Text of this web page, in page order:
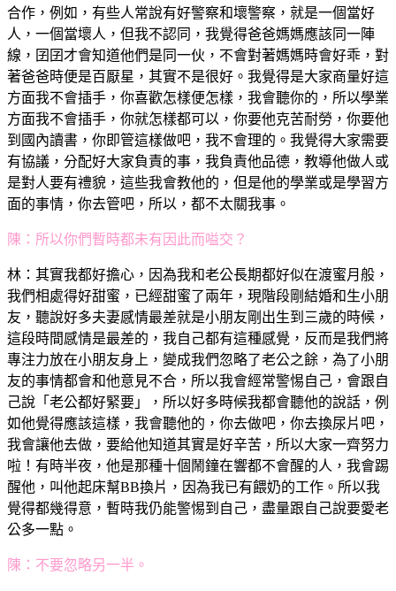
合作，例如，有些人常說有好警察和壞警察，就是一個當好
人，一個當壞人，但我不認同，我覺得爸爸媽媽應該同一陣
線，囝囝才會知道他們是同一伙，不會對著媽媽時會好乖，對
著爸爸時便是百厭星，其實不是很好。我覺得是大家商量好這
方面我不會插手，你喜歡怎樣便怎樣，我會聽你的，所以學業
方面我不會插手，你就怎樣都可以，你要他克苦耐勞，你要他
到國內讀書，你即管這樣做吧，我不會理的。我覺得大家需要
有協議，分配好大家負責的事，我負責他品德，教導他做人或
是對人要有禮貌，這些我會教他的，但是他的學業或是學習方
面的事情，你去管吧，所以，都不太關我事。
陳：所以你們暫時都未有因此而嗌交？
林：其實我都好擔心，因為我和老公長期都好似在渡蜜月般，
我們相處得好甜蜜，已經甜蜜了兩年，現階段剛結婚和生小朋
友，聽說好多夫妻感情最差就是小朋友剛出生到三歲的時候，
這段時間感情是最差的，我自己都有這種感覺，反而是我們將
專注力放在小朋友身上，變成我們忽略了老公之餘，為了小朋
友的事情都會和他意見不合，所以我會經常警惕自己，會跟自
己說「老公都好緊要」，所以好多時候我都會聽他的說話，例
如他覺得應該這樣，我會聽他的，你去做吧，你去換尿片吧，
我會讓他去做，要給他知道其實是好辛苦，所以大家一齊努力
啦！有時半夜，他是那種十個鬧鐘在響都不會醒的人，我會踢
醒他，叫他起床幫BB換片，因為我已有餵奶的工作。所以我
覺得都幾得意，暫時我仍能警惕到自己，盡量跟自己說要愛老
公多一點。
陳：不要忽略另一半。